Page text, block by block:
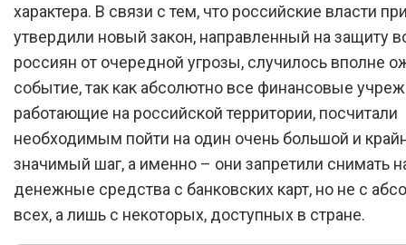
характера. В связи с тем, что российские власти
утвердили новый закон, направленный на защиту
россиян от очередной угрозы, случилось вполне
событие, так как абсолютно все финансовые
работающие на российской территории, посчитали
необходимым пойти на один очень большой и
значимый шаг, а именно – они запретили снимать
денежные средства с банковских карт, но не с
всех, а лишь с некоторых, доступных в стране.